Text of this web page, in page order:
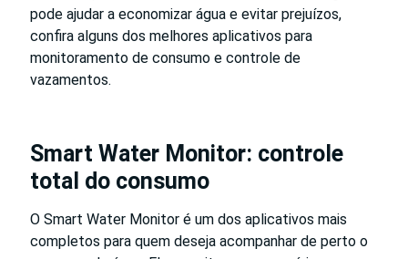
pode ajudar a economizar água e evitar prejuízos,
confira alguns dos melhores aplicativos para
monitoramento de consumo e controle de
vazamentos.
Smart Water Monitor: controle
total do consumo
O Smart Water Monitor é um dos aplicativos mais
completos para quem deseja acompanhar de perto o